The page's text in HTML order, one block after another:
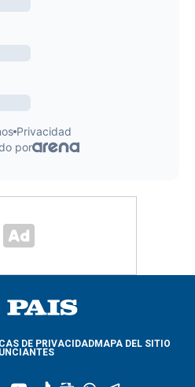
DE PRIVACIDADMAPA DEL SITIO